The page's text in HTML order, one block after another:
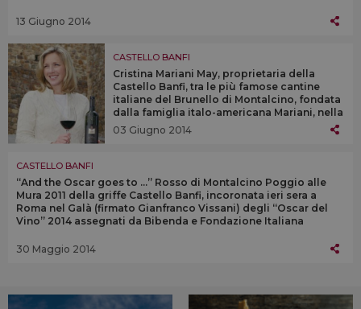
13 Giugno 2014
CASTELLO BANFI
Cristina Mariani May, proprietaria della
Castello Banfi, tra le più famose cantine
italiane del Brunello di Montalcino, fondata
dalla famiglia italo-americana Mariani, nella
“Top 10 Women in italian wine” stilata dal
magazine Uk “The Drinks Business”
03 Giugno 2014
CASTELLO BANFI
“And the Oscar goes to ...” Rosso di Montalcino Poggio alle
Mura 2011 della griffe Castello Banfi, incoronata ieri sera a
Roma nel Galà (firmato Gianfranco Vissani) degli “Oscar del
Vino” 2014 assegnati da Bibenda e Fondazione Italiana
30 Maggio 2014